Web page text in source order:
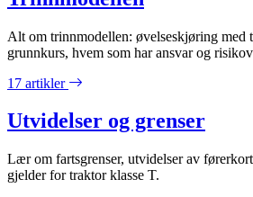
Alt om trinnmodellen: øvelseskjøring med
grunnkurs, hvem som har ansvar og
17 artikler
Utvidelser og grenser
Lær om fartsgrenser, utvidelser av
gjelder for traktor klasse T.